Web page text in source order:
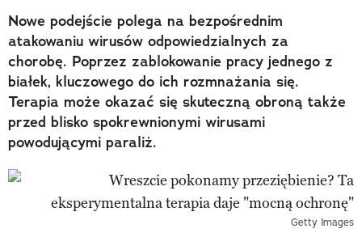
Nowe podejście polega na bezpośrednim
atakowaniu wirusów odpowiedzialnych za
chorobę. Poprzez zablokowanie pracy jednego z
białek, kluczowego do ich rozmnażania się.
Terapia może okazać się skuteczną obroną także
przed blisko spokrewnionymi wirusami
powodującymi paraliż.
Getty Images